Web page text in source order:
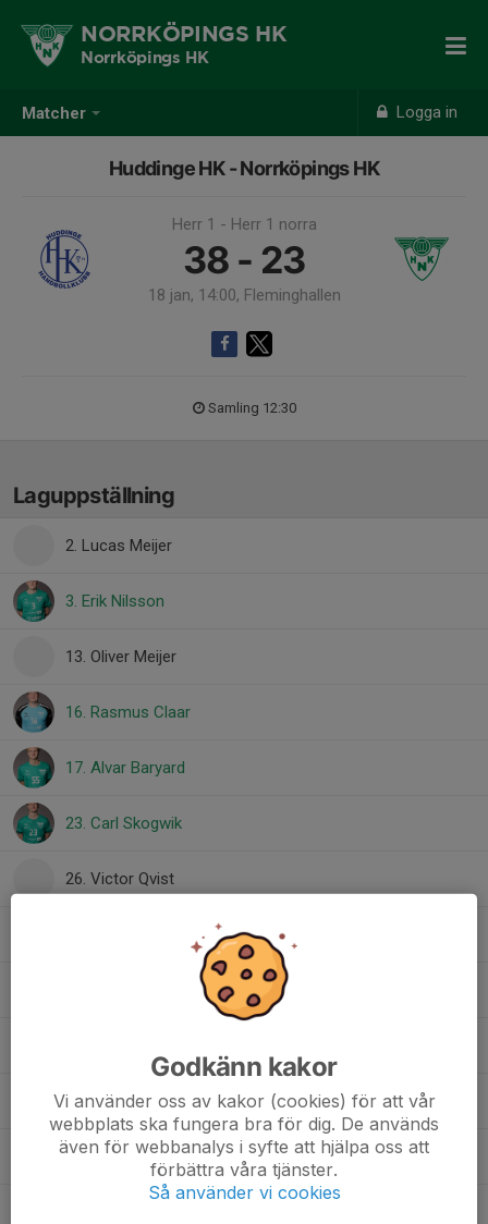
Matcher Logga in
NORRKÖPINGS HK
Norrköpings HK
Huddinge HK - Norrköpings HK
Herr 1 - Herr 1 norra
38 - 23
18 jan, 14:00, Fleminghallen
Samling 12:30
Laguppställning
2. Lucas Meijer
3. Erik Nilsson
13. Oliver Meijer
16. Rasmus Claar
17. Alvar Baryard
23. Carl Skogwik
26. Victor Qvist
43. Jonas Simonsson
72. Alexander Haapanen
77. Theo Ytterström
Godkänn kakor
Vi använder oss av kakor (cookies) för att vår
webbplats ska fungera bra för dig. De används
även för webbanalys i syfte att hjälpa oss att
förbättra våra tjänster.
Så använder vi cookies